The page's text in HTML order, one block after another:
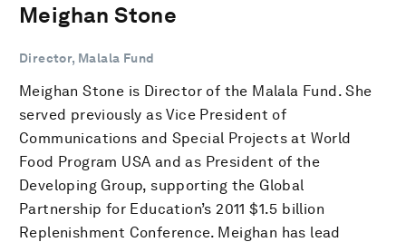
Meighan Stone
Director, Malala Fund
Meighan Stone is Director of the Malala Fund. She
served previously as Vice President of
Communications and Special Projects at World
Food Program USA and as President of the
Developing Group, supporting the Global
Partnership for Education’s 2011 $1.5 billion
Replenishment Conference. Meighan has lead